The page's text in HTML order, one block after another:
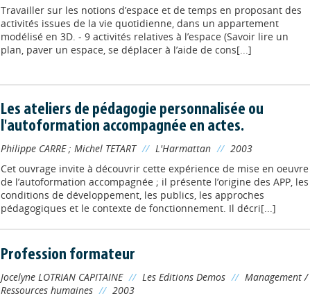
Travailler sur les notions d’espace et de temps en proposant des
activités issues de la vie quotidienne, dans un appartement
modélisé en 3D. - 9 activités relatives à l’espace (Savoir lire un
plan, paver un espace, se déplacer à l’aide de cons[...]
Les ateliers de pédagogie personnalisée ou
l'autoformation accompagnée en actes.
Philippe CARRE; Michel TETART // L'Harmattan // 2003
Cet ouvrage invite à découvrir cette expérience de mise en oeuvre
de l’autoformation accompagnée ; il présente l’origine des APP, les
conditions de développement, les publics, les approches
pédagogiques et le contexte de fonctionnement. Il décri[...]
Profession formateur
Jocelyne LOTRIAN CAPITAINE // Les Editions Demos // Management /
Ressources humaines // 2003